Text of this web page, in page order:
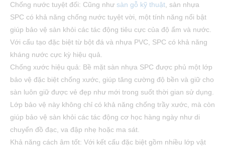
Chống nước tuyệt đối: Cũng như sàn gỗ kỹ thuật, sàn nhựa
SPC có khả năng chống nước tuyệt vời, một tính năng nổi bật
giúp bảo vệ sàn khỏi các tác động tiêu cực của độ ẩm và nước.
Với cấu tạo đặc biệt từ bột đá và nhựa PVC, SPC có khả năng
kháng nước cực kỳ hiệu quả.
Chống xước hiệu quả: Bề mặt sàn nhựa SPC được phủ một lớp
bảo vệ đặc biệt chống xước, giúp tăng cường độ bền và giữ cho
sàn luôn giữ được vẻ đẹp như mới trong suốt thời gian sử dụng.
Lớp bảo vệ này không chỉ có khả năng chống trầy xước, mà còn
giúp bảo vệ sàn khỏi các tác động cơ học hàng ngày như di
chuyển đồ đạc, va đập nhẹ hoặc ma sát.
Khả năng cách âm tốt: Với kết cấu đặc biệt gồm nhiều lớp vật